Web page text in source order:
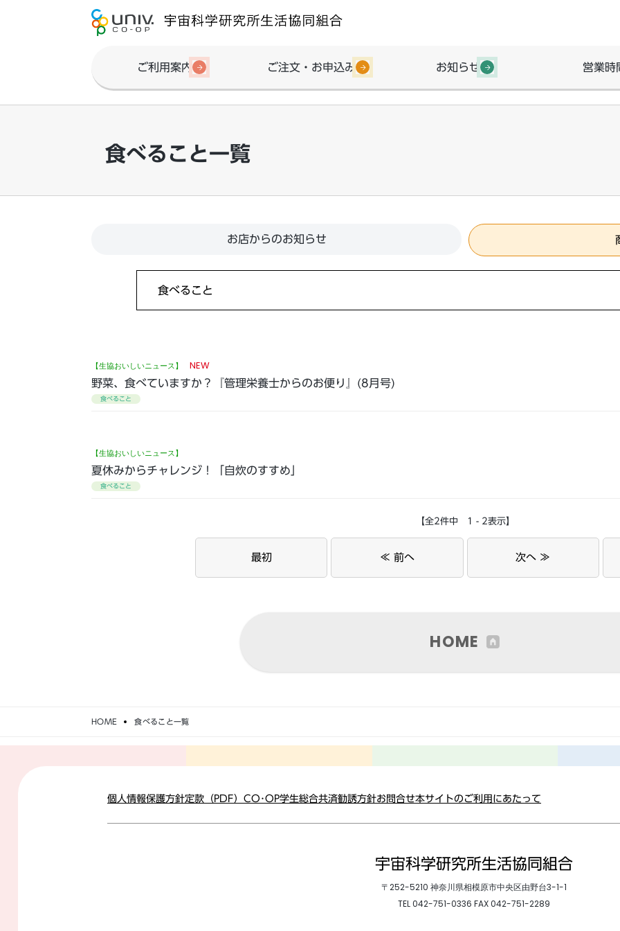
ご利用案内 ご注文・お申込み お知らせ 営業時
食べること一覧
お店からのお知らせ
【生協おいしいニュース】 NEW
野菜、食べていますか？『管理栄養士からのお便り』(8月号)
食べること
【生協おいしいニュース】
夏休みからチャレンジ！「自炊のすすめ」
食べること
【全2件中 1 - 2表示】
最初 ≪ 前へ 次へ ≫
HOME
HOME 食べること一覧
個人情報保護方針定款（PDF） CO･OP学生総合共済勧誘方針お問合せ本サイトのご利用にあたって
宇宙科学研究所生活協同組合
〒252-5210 神奈川県相模原市中央区由野台3-1-1
TEL042-751-0336 FAX 042-751-2289